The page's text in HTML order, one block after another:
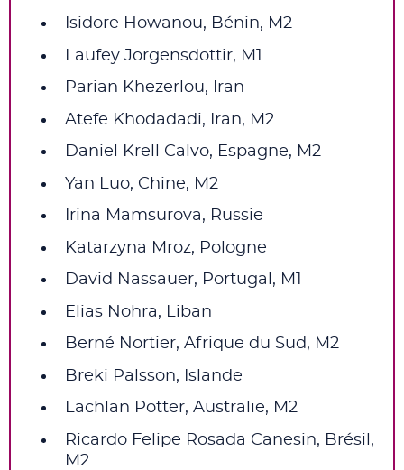
Isidore Howanou, Bénin, M2
Laufey Jorgensdottir, M1
Parian Khezerlou, Iran
Atefe Khodadadi, Iran, M2
Daniel Krell Calvo, Espagne, M2
Yan Luo, Chine, M2
Irina Mamsurova, Russie
Katarzyna Mroz, Pologne
David Nassauer, Portugal, M1
Elias Nohra, Liban
Berné Nortier, Afrique du Sud, M2
Breki Palsson, Islande
Lachlan Potter, Australie, M2
Ricardo Felipe Rosada Canesin, Brésil,
M2